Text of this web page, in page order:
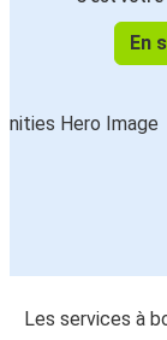
En
Les services à